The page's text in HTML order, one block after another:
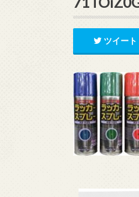
ツイート